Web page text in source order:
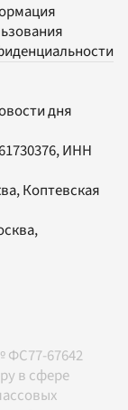
дня
ИНН
Коптевская
,
ФС77-67642
в сфере